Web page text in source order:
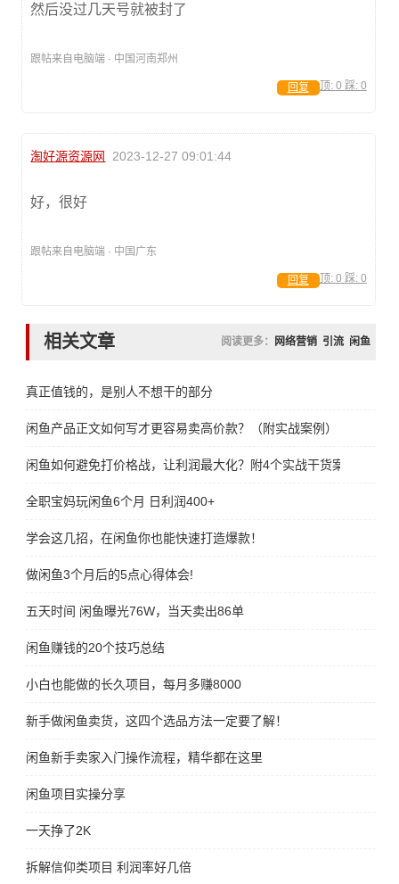
然后没过几天号就被封了
跟帖来自电脑端 · 中国河南郑州
顶: 0 踩: 0
回复
淘好源资源网 2023-12-27 09:01:44
好，很好
跟帖来自电脑端 · 中国广东
顶: 0 踩: 0
回复
相关文章 阅读更多： 网络营销 引流 闲鱼
真正值钱的，是别人不想干的部分
闲鱼产品正文如何写才更容易卖高价款？（附实战案例）
闲鱼如何避免打价格战，让利润最大化？附4个实战干货案例
全职宝妈玩闲鱼6个月 日利润400+
学会这几招，在闲鱼你也能快速打造爆款！
做闲鱼3个月后的5点心得体会!
五天时间 闲鱼曝光76W，当天卖出86单
闲鱼赚钱的20个技巧总结
小白也能做的长久项目，每月多赚8000
新手做闲鱼卖货，这四个选品方法一定要了解！
闲鱼新手卖家入门操作流程，精华都在这里
闲鱼项目实操分享
一天挣了2K
拆解信仰类项目 利润率好几倍